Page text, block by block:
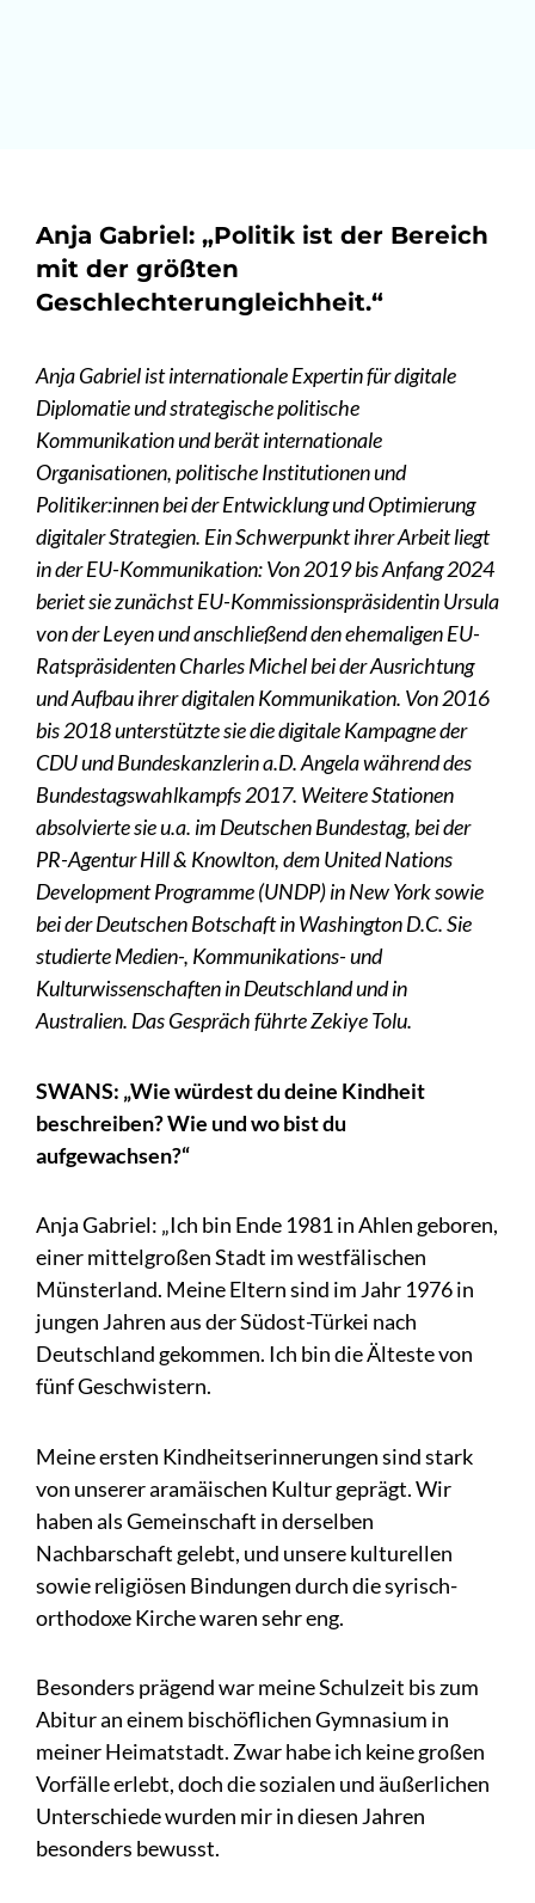
Anja Gabriel: „Politik ist der Bereich
mit der größten
Geschlechterungleichheit.“
Anja Gabriel ist internationale Expertin für digitale
Diplomatie und strategische politische
Kommunikation und berät internationale
Organisationen, politische Institutionen und
Politiker:innen bei der Entwicklung und Optimierung
digitaler Strategien. Ein Schwerpunkt ihrer Arbeit liegt
in der EU-Kommunikation: Von 2019 bis Anfang 2024
beriet sie zunächst EU-Kommissionspräsidentin Ursula
von der Leyen und anschließend den ehemaligen EU-
Ratspräsidenten Charles Michel bei der Ausrichtung
und Aufbau ihrer digitalen Kommunikation. Von 2016
bis 2018 unterstützte sie die digitale Kampagne der
CDU und Bundeskanzlerin a.D. Angela während des
Bundestagswahlkampfs 2017. Weitere Stationen
absolvierte sie u.a. im Deutschen Bundestag, bei der
PR-Agentur Hill & Knowlton, dem United Nations
Development Programme (UNDP) in New York sowie
bei der Deutschen Botschaft in Washington D.C. Sie
studierte Medien-, Kommunikations- und
Kulturwissenschaften in Deutschland und in
Australien. Das Gespräch führte Zekiye Tolu.
SWANS: „Wie würdest du deine Kindheit
beschreiben? Wie und wo bist du
aufgewachsen?“
Anja Gabriel: „Ich bin Ende 1981 in Ahlen geboren,
einer mittelgroßen Stadt im westfälischen
Münsterland. Meine Eltern sind im Jahr 1976 in
jungen Jahren aus der Südost-Türkei nach
Deutschland gekommen. Ich bin die Älteste von
fünf Geschwistern.
Meine ersten Kindheitserinnerungen sind stark
von unserer aramäischen Kultur geprägt. Wir
haben als Gemeinschaft in derselben
Nachbarschaft gelebt, und unsere kulturellen
sowie religiösen Bindungen durch die syrisch-
orthodoxe Kirche waren sehr eng.
Besonders prägend war meine Schulzeit bis zum
Abitur an einem bischöflichen Gymnasium in
meiner Heimatstadt. Zwar habe ich keine großen
Vorfälle erlebt, doch die sozialen und äußerlichen
Unterschiede wurden mir in diesen Jahren
besonders bewusst.